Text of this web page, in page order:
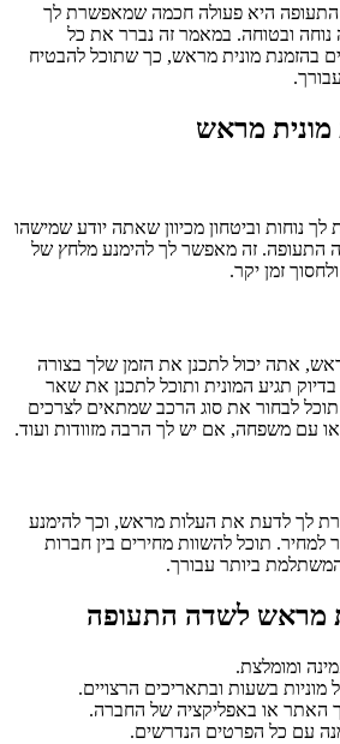
התעופה היא פעולה חכמה שמאפשרת לך
ובטוחה. במאמר זה נברר את כל
בהזמנת מונית מראש, כך שתוכל להבטיח
מונית מראש
נוחות וביטחון מכיוון שאתה יודע שמישהו
התעופה. זה מאפשר לך להימנע מלחץ של
זמן יקר.
אתה יכול לתכנן את הזמן שלך בצורה
תגיע המונית ותוכל לתכנן את שאר
לבחור את סוג הרכב שמתאים לצרכים
עם משפחה, אם יש לך הרבה מזוודות ועוד.
לך לדעת את העלות מראש, וכך להימנע
תוכל להשוות מחירים בין חברות
ביותר עבורך.
מראש לשדה התעופה
ומומלצת.
מוניות בשעות ובתאריכים הרצויים.
האתר או באפליקציה של החברה.
עם כל הפרטים הנדרשים.